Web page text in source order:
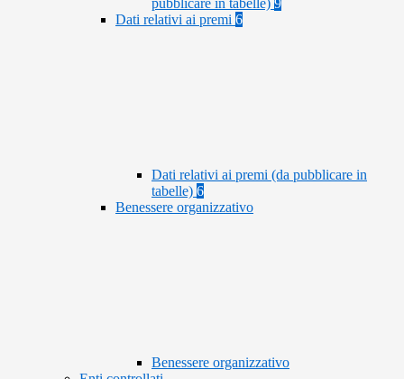
pubblicare in tabelle) 9
Dati relativi ai premi 6
Dati relativi ai premi (da pubblicare in
tabelle) 6
Benessere organizzativo
Benessere organizzativo